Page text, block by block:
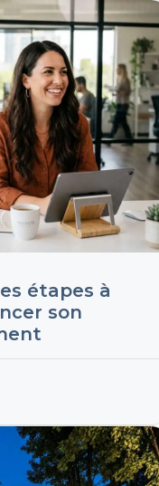
étapes à
son